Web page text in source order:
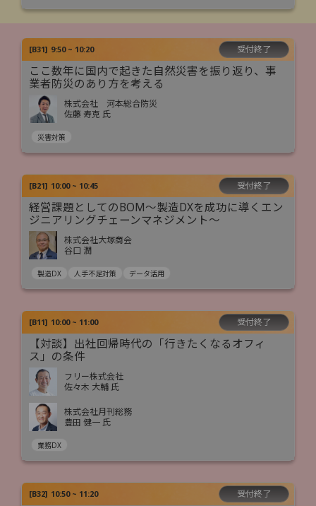
[B31] 9:50 ~ 10:20 受付終了
ここ数年に国内で起きた自然災害を振り返り、事
業者防災のあり方を考える
株式会社 河本総合防災
佐藤 寿克 氏
災害対策
[B21] 10:00 ~ 10:45 受付終了
経営課題としてのBOM～製造DXを成功に導くエン
ジニアリングチェーンマネジメント～
株式会社大塚商会
谷口 潤
製造DX 人手不足対策 データ活用
[B11] 10:00 ~ 11:00 受付終了
【対談】出社回帰時代の「行きたくなるオフィ
ス」の条件
フリー株式会社
佐々木 大輔 氏
株式会社月刊総務
豊田 健一 氏
業務DX
[B32] 10:50 ~ 11:20 受付終了